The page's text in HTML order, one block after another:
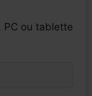
PC ou tablette